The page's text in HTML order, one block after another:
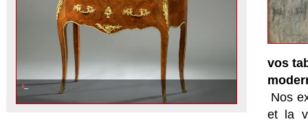
vos
Nos
et la